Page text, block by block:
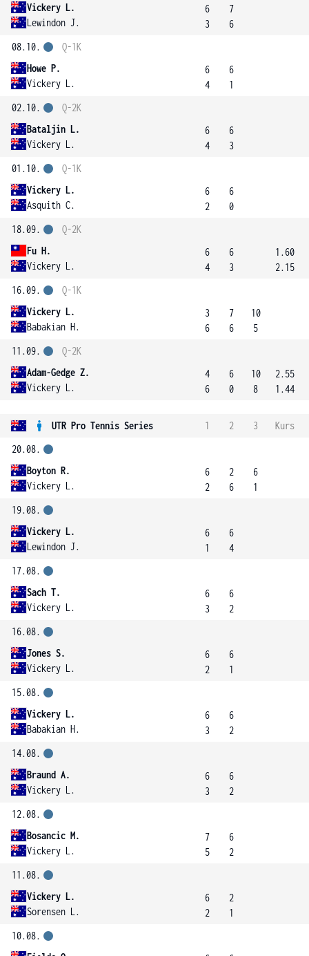
Vickery L.
Lewindon J.
6
3
7
6
08.10.
Howe P.
Vickery L.
Q-1K
6
4
6
1
02.10.
Bataljin L.
Vickery L.
Q-2K
6
4
6
3
01.10.
Vickery L.
Asquith C.
Q-1K
6
2
6
0
18.09.
Fu H.
Vickery L.
Q-2K
6
4
6
3
1.60
2.15
16.09.
Vickery L.
Babakian H.
Q-1K
3
6
7
6
10
5
11.09.
Adam-Gedge Z.
Vickery L.
Q-2K
4
6
6
0
10
8
2.55
1.44
UTR Pro Tennis Series 1 2 3
Kurs
20.08.
Boyton R.
Vickery L.
6
2
2
6
6
1
19.08.
Vickery L.
Lewindon J.
6
1
6
4
17.08.
Sach T.
Vickery L.
6
3
6
2
16.08.
Jones S.
Vickery L.
6
2
6
1
15.08.
Vickery L.
Babakian H.
6
3
6
2
14.08.
Braund A.
Vickery L.
6
3
6
2
12.08.
Bosancic M.
Vickery L.
7
5
6
2
11.08.
Vickery L.
Sorensen L.
6
2
2
1
10.08.